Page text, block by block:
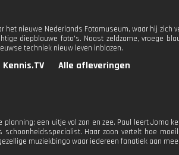
het nieuwe Nederlands Fotomuseum, waar hij zich
diepblauwe foto's. Naast zeldzame, vroege
techniek nieuw leven inblazen.
Kennis.TV Alle afleveringen
een uitje vol zon en zee. Paul leert Joma
schoonheidsspecialist. Haar zoon vertelt hoe
muziekbingo waar iedereen fanatiek aan